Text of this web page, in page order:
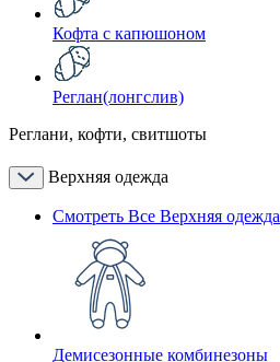
Кофта с капюшоном
Реглан(лонгслив)
Реглани, кофти, свитшоты
Верхняя одежда
Смотреть Все Верхняя одежда
Демисезонные комбинезоны